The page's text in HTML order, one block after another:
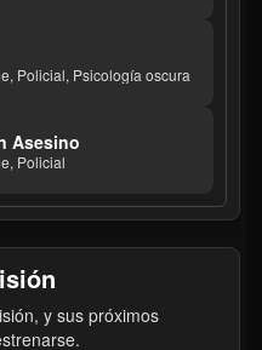
Policial, Psicología oscura
Asesino
Policial
y sus próximos